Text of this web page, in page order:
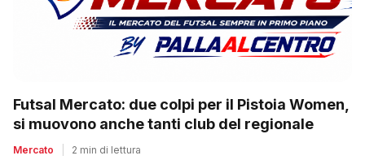
Futsal Mercato: due colpi per il Pistoia Women,
si muovono anche tanti club del regionale
Mercato 2 min di lettura